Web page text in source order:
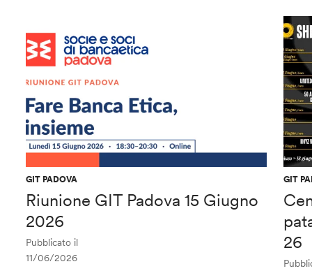
GIT PADOVA
Riunione GIT Padova 15 Giugno
2026
Pubblicato il
11/06/2026
GIT
26